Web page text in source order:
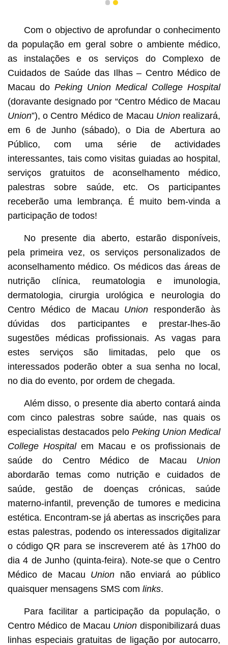
1 2
Com o objectivo de aprofundar o conhecimento
da população em geral sobre o ambiente médico,
as instalações e os serviços do Complexo de
Cuidados de Saúde das Ilhas – Centro Médico de
Macau do Peking Union Medical College Hospital
(doravante designado por “Centro Médico de Macau
Union”), o Centro Médico de Macau Unionrealizará,
em 6 de Junho (sábado), o Dia de Abertura ao
Público, com uma série de actividades
interessantes, tais como visitas guiadas ao hospital,
serviços gratuitos de aconselhamento médico,
palestras sobre saúde, etc. Os participantes
receberão uma lembrança. É muito bem-vinda a
participação de todos!
No presente dia aberto, estarão disponíveis,
pela primeira vez, os serviços personalizados de
aconselhamento médico. Os médicos das áreas de
nutrição clínica, reumatologia e imunologia,
dermatologia, cirurgia urológica e neurologia do
Centro Médico de Macau Union responderão às
dúvidas dos participantes e prestar-lhes-ão
sugestões médicas profissionais. As vagas para
estes serviços são limitadas, pelo que os
interessados poderão obter a sua senha no local,
no dia do evento, por ordem de chegada.
Além disso, o presente dia aberto contará ainda
com cinco palestras sobre saúde, nas quais os
especialistas destacados peloPeking Union Medical
College Hospitalem Macau e os profissionais de
saúde do Centro Médico de Macau Union
abordarão temas como nutrição e cuidados de
saúde, gestão de doenças crónicas, saúde
materno-infantil, prevenção de tumores e medicina
estética. Encontram-se já abertas as inscrições para
estas palestras, podendo os interessados digitalizar
o código QR para se inscreverem até às 17h00 do
dia 4 de Junho (quinta-feira). Note-se que o Centro
Médico de Macau Union não enviará ao público
quaisquer mensagens SMS com links.
Para facilitar a participação da população, o
Centro Médico de Macau Union disponibilizará duas
linhas especiais gratuitas de ligação por autocarro,